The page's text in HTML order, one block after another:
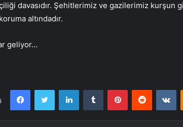
davasıdır. Şehitlerimiz ve gazilerimiz kurşun
altındadır.
geliyor…
FacebookTwitter LinkedInTumblr PinterestReddit